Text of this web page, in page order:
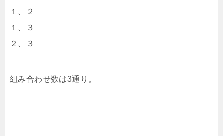
１、２
１、３
２、３
組み合わせ数は3通り。